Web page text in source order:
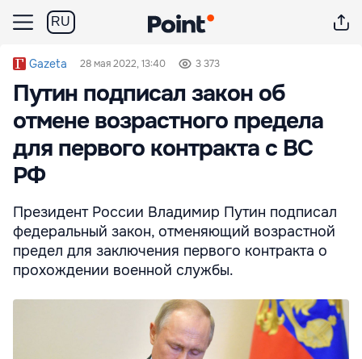
RU
Gazeta 28 мая 2022, 13:40 3 373
Путин подписал закон об
отмене возрастного предела
для первого контракта с ВС
РФ
Президент России Владимир Путин подписал
федеральный закон, отменяющий возрастной
предел для заключения первого контракта о
прохождении военной службы.